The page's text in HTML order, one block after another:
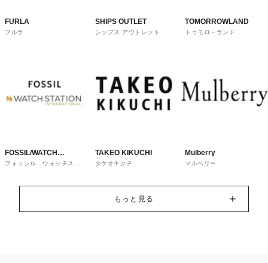
FURLA
フルラ
SHIPS OUTLET
シップス アウトレット
TOMORROWLAND
トゥモロ－ランド
FOSSIL/WATCH
STATION
フォッシル ウォッチステ
TAKEO KIKUCHI
タケオキクチ
Mulberry
マルベリー
もっと見る